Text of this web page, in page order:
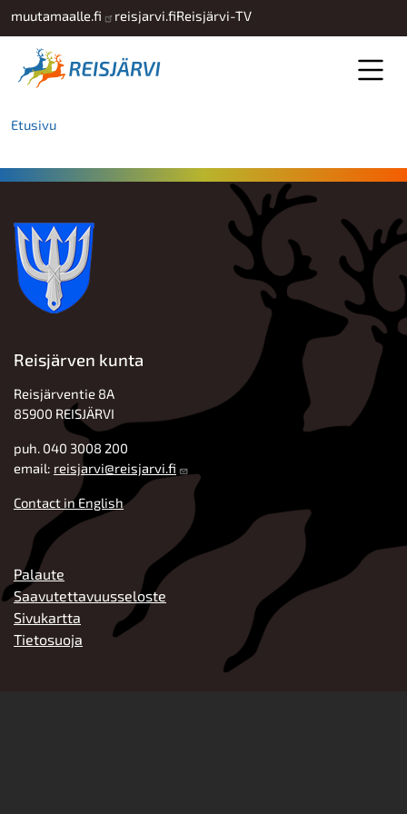
Hyppää pääsisältöön
muutamaalle.fi reisjarvi.fiReisjärvi-TV
Etusivu
Reisjärven kunta
Reisjärventie 8A
85900 REISJÄRVI
puh. 040 3008 200
email: reisjarvi@reisjarvi.fi
Contact in English
ALATUNNISTE
Palaute
Saavutettavuusseloste
Sivukartta
Tietosuoja